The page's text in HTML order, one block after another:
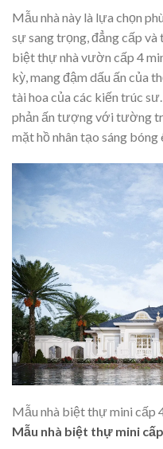
Mẫu nhà này là lựa chọn
sự sang trọng, đẳng cấp
biệt thự nhà vườn cấp 4
kỳ, mang đậm dấu ấn của
tài hoa của các kiến trúc
phản ấn tượng với tường
mặt hồ nhân tạo sáng bóng
Mẫu nhà biệt thự mini cấp
Mẫu nhà biệt thự mini